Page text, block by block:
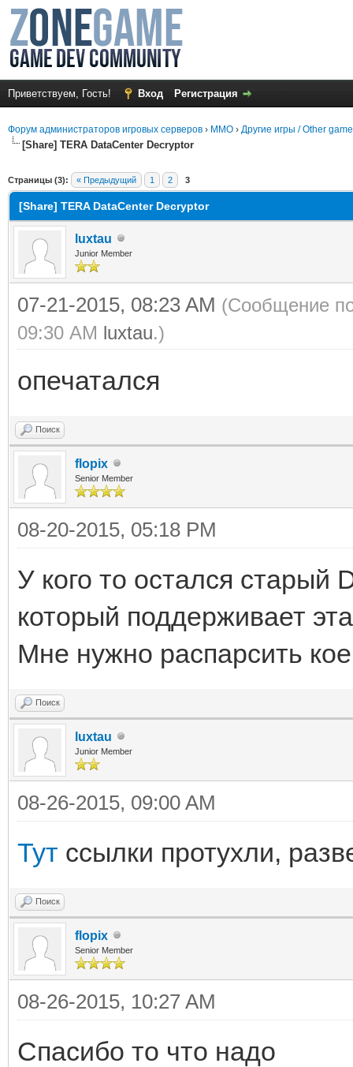
Приветствуем, Гость! Вход Регистрация
Форум администраторов игровых серверов › MMO › Другие игры / Other
[Share] TERA DataCenter Decryptor
Страницы (3): « Предыдущий 1 2 3
[Share] TERA DataCenter Decryptor
luxtau
Junior Member
07-21-2015, 08:23 AM (Сообщение
09:30 AM luxtau.)
опечатался
Поиск
flopix
Senior Member
08-20-2015, 05:18 PM
У кого то остался старый
который поддерживает
Мне нужно распарсить
Поиск
luxtau
Junior Member
08-26-2015, 09:00 AM
Тут ссылки протухли,
Поиск
flopix
Senior Member
08-26-2015, 10:27 AM
Спасибо то что надо